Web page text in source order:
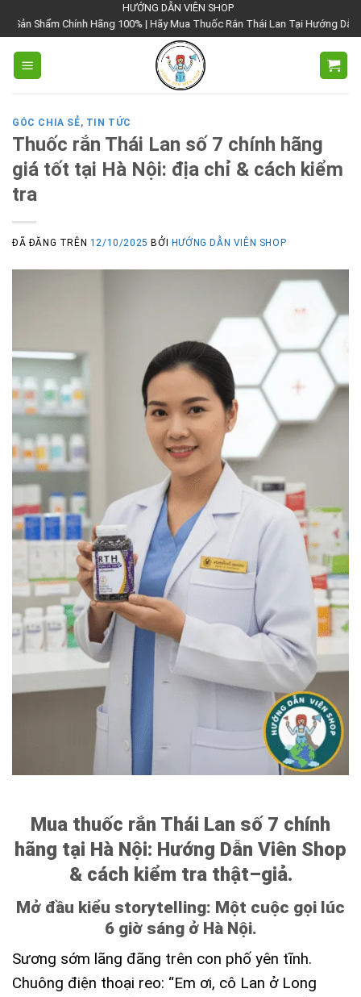
đến
nội
dung
HƯỚNG DẪN VIÊN SHOP
Hãng 100% | Hãy Mua Thuốc Rắn Thái Lan Tại Hướng Dẫn Viên Shop | Với
GÓC CHIA SẺ, TIN TỨC
Thuốc rắn Thái Lan số 7 chính hãng
giá tốt tại Hà Nội: địa chỉ & cách kiểm
tra
ĐÃ ĐĂNG TRÊN 12/10/2025 BỞI HƯỚNG DẪN VIÊN SHOP
Mua thuốc rắn Thái Lan số 7 chính
hãng tại Hà Nội: Hướng Dẫn Viên Shop
& cách kiểm tra thật–giả.
Mở đầu kiểu storytelling: Một cuộc gọi lúc
6 giờ sáng ở Hà Nội.
Sương sớm lãng đãng trên con phố yên tĩnh.
Chuông điện thoại reo: “Em ơi, cô Lan ở Long